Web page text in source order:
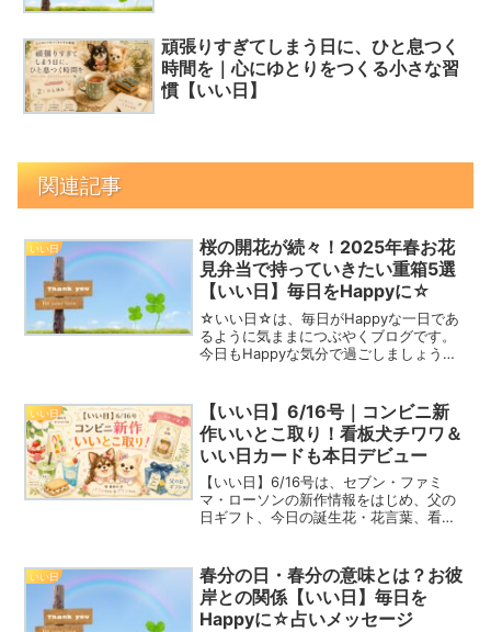
頑張りすぎてしまう日に、ひと息つく
時間を｜心にゆとりをつくる小さな習
慣【いい日】
関連記事
いい日
桜の開花が続々！2025年春お花
見弁当で持っていきたい重箱5選
【いい日】毎日をHappyに☆
☆いい日☆は、毎日がHappyな一日であ
るように気ままにつぶやくブログです。
今日もHappyな気分で過ごしましょう！3
葉という、誕生日や誕生月に因んだ樹木
が設定されて...
いい日
【いい日】6/16号｜コンビニ新
作いいとこ取り！看板犬チワワ＆
いい日カードも本日デビュー
【いい日】6/16号は、セブン・ファミ
マ・ローソンの新作情報をはじめ、父の
日ギフト、今日の誕生花・花言葉、看板
日をHappyにする話題をぎゅっとお届け
します。
いい日
春分の日・春分の意味とは？お彼
岸との関係【いい日】毎日を
Happyに☆占いメッセージ